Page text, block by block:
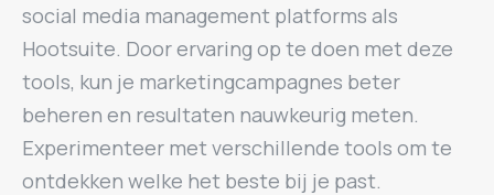
social media management platforms als
Hootsuite. Door ervaring op te doen met deze
tools, kun je marketingcampagnes beter
beheren en resultaten nauwkeurig meten.
Experimenteer met verschillende tools om te
ontdekken welke het beste bij je past.